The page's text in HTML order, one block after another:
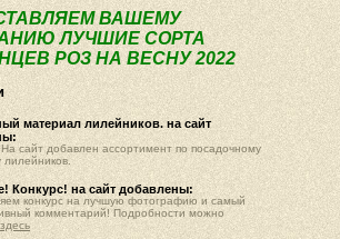
ВАШЕМУ
ЛУЧШИЕ СОРТА
РОЗ НА ВЕСНУ 2022
материал лилейников. на сайт
сайт добавлен ассортимент по посадочному
Конкурс! на сайт добавлены:
конкурс на лучшую фотографию и самый
комментарий! Подробности можно
здесь